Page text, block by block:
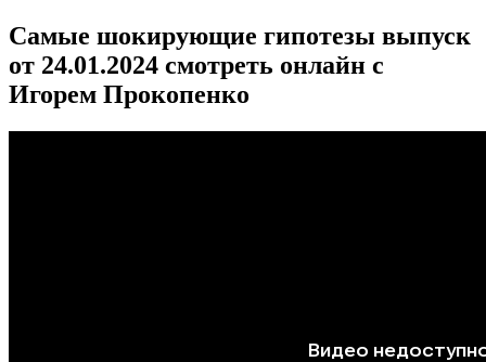
Самые шокирующие гипотезы выпуск
от 24.01.2024 смотреть онлайн с
Игорем Прокопенко